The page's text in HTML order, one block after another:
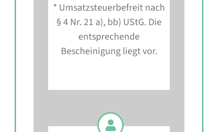
* Umsatzsteuerbefreit nach
§ 4 Nr. 21 a), bb) UStG. Die
entsprechende
Bescheinigung liegt vor.